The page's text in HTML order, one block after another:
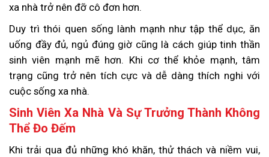
xa nhà trở nên đỡ cô đơn hơn.
Duy trì thói quen sống lành mạnh như tập thể dục, ăn
uống đầy đủ, ngủ đúng giờ cũng là cách giúp tinh thần
sinh viên mạnh mẽ hơn. Khi cơ thể khỏe mạnh, tâm
trạng cũng trở nên tích cực và dễ dàng thích nghi với
cuộc sống xa nhà.
Sinh Viên Xa Nhà Và Sự Trưởng Thành Không
Thể Đo Đếm
Khi trải qua đủ những khó khăn, thử thách và niềm vui,